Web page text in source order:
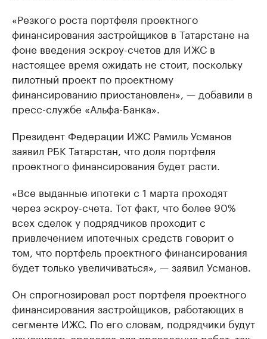
«Резкого роста портфеля проектного
финансирования застройщиков в Татарстане на
фоне введения эскроу-счетов для ИЖС в
настоящее время ожидать не стоит, поскольку
пилотный проект по проектному
финансированию приостановлен», — добавили в
пресс-службе «Альфа-Банка».
Президент Федерации ИЖС Рамиль Усманов
заявил РБК Татарстан, что доля портфеля
проектного финансирования будет расти.
«Все выданные ипотеки с 1 марта проходят
через эскроу-счета. Тот факт, что более 90%
всех сделок у подрядчиков проходит с
привлечением ипотечных средств говорит о
том, что портфель проектного финансирования
будет только увеличиваться», — заявил Усманов.
Он спрогнозировал рост портфеля проектного
финансирования застройщиков, работающих в
сегменте ИЖС. По его словам, подрядчики будут